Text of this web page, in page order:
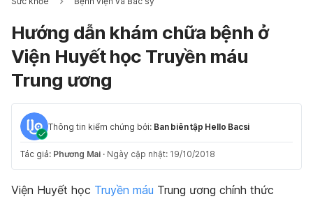
Hướng dẫn khám chữa bệnh ở
Viện Huyết học Truyền máu
Trung ương
Thông tin kiểm chứng bởi: Ban biên tập Hello Bacsi
Tác giả: Phương Mai · Ngày cập nhật: 19/10/2018
Viện Huyết học Truyền máu Trung ương chính thức